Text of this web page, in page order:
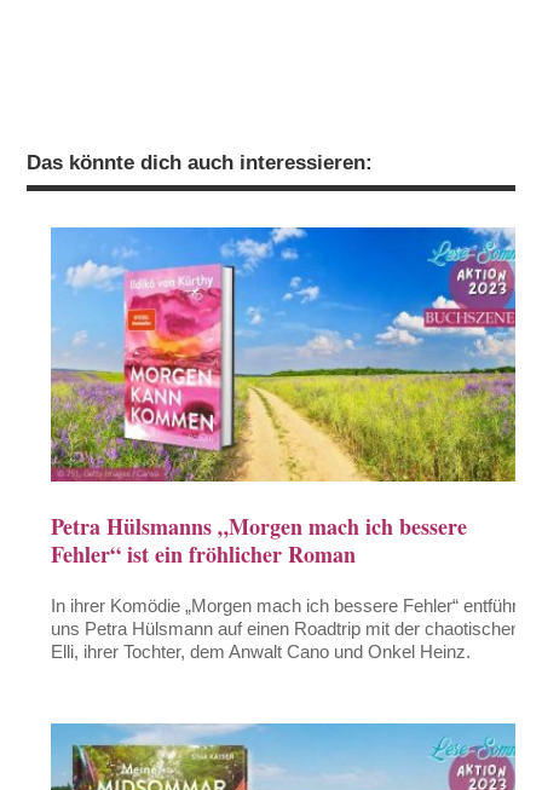
Das könnte dich auch interessieren:
Petra Hülsmanns „Morgen mach ich bessere
Fehler“ ist ein fröhlicher Roman
In ihrer Komödie „Morgen mach ich bessere Fehler“ entführt
uns Petra Hülsmann auf einen Roadtrip mit der chaotischen
Elli, ihrer Tochter, dem Anwalt Cano und Onkel Heinz.